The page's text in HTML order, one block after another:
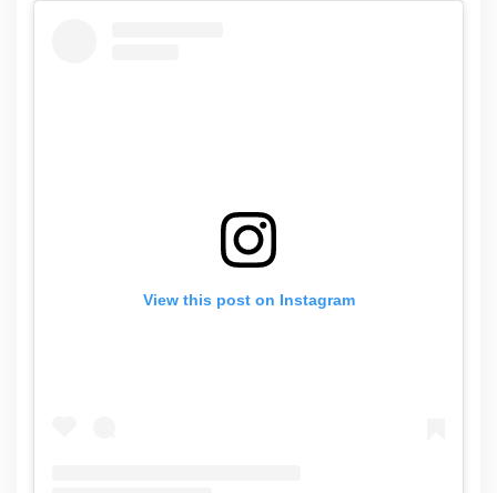
View this post on Instagram